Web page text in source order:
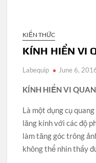
KIẾN THỨC
KÍNH HIỂN VI
Labequip June 6,
KÍNH HIỂN VI
Là một dụng cụ
lăng kính với các độ
làm tăng góc trông
không thể nhìn thấy